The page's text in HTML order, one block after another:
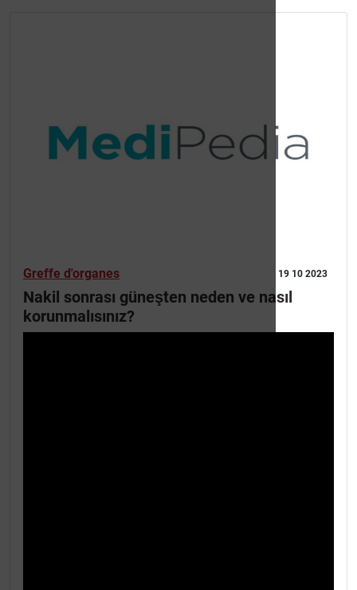
19 10 2023
Greffe d'organes
Nakil sonrası güneşten neden ve nasıl
korunmalısınız?